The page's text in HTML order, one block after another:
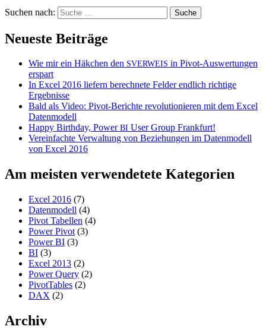
Suchen nach:
Neueste Beiträge
Wie mir ein Häkchen den SVERWEIS in Pivot-Auswertungen
erspart
In Excel 2016 liefern berechnete Felder endlich richtige
Ergebnisse
Bald als Video: Pivot-Berichte revolutionieren mit dem Excel
Datenmodell
Happy Birthday, PowerBI User Group Frankfurt!
Vereinfachte Verwaltung von Beziehungen im Datenmodell
von Excel 2016
Am meisten verwendetete Kategorien
Excel 2016 (7)
Datenmodell (4)
Pivot Tabellen (4)
Power Pivot (3)
Power BI (3)
BI (3)
Excel 2013 (2)
Power Query (2)
PivotTables (2)
DAX (2)
Archiv